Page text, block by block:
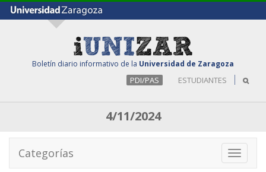
Boletín diario informativo de la Universidad de Zaragoza
PDI/PAS ESTUDIANTES
4/11/2024
Toggle
Categorías